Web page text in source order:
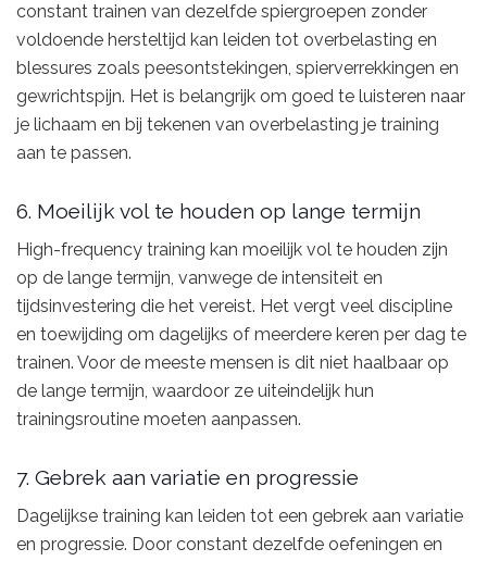
constant trainen van dezelfde spiergroepen zonder
voldoende hersteltijd kan leiden tot overbelasting en
blessures zoals peesontstekingen, spierverrekkingen en
gewrichtspijn. Het is belangrijk om goed te luisteren naar
je lichaam en bij tekenen van overbelasting je training
aan te passen.
6. Moeilijk vol te houden op lange termijn
High-frequency training kan moeilijk vol te houden zijn
op de lange termijn, vanwege de intensiteit en
tijdsinvestering die het vereist. Het vergt veel discipline
en toewijding om dagelijks of meerdere keren per dag te
trainen. Voor de meeste mensen is dit niet haalbaar op
de lange termijn, waardoor ze uiteindelijk hun
trainingsroutine moeten aanpassen.
7. Gebrek aan variatie en progressie
Dagelijkse training kan leiden tot een gebrek aan variatie
en progressie. Door constant dezelfde oefeningen en